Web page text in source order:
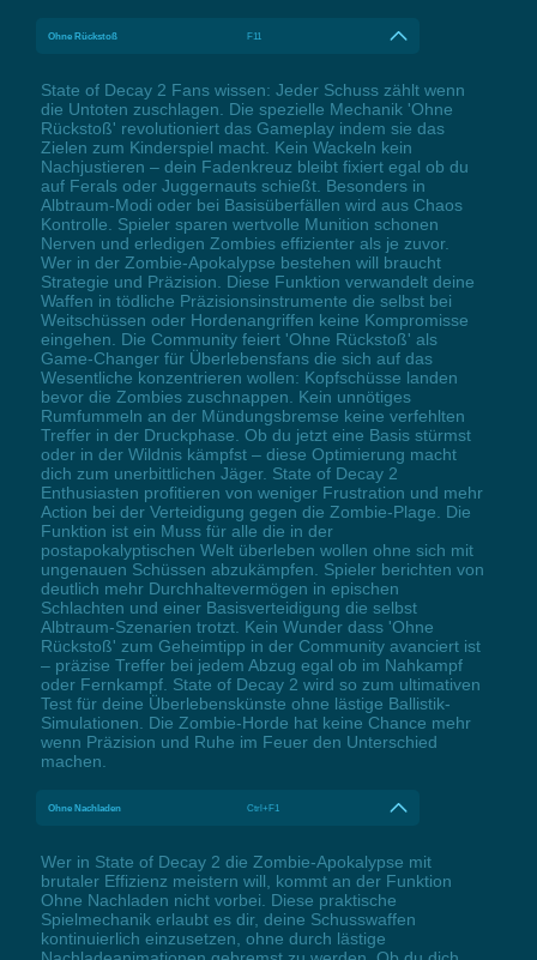
Ohne Rückstoß F11
State of Decay 2 Fans wissen: Jeder Schuss zählt wenn
die Untoten zuschlagen. Die spezielle Mechanik 'Ohne
Rückstoß' revolutioniert das Gameplay indem sie das
Zielen zum Kinderspiel macht. Kein Wackeln kein
Nachjustieren – dein Fadenkreuz bleibt fixiert egal ob du
auf Ferals oder Juggernauts schießt. Besonders in
Albtraum-Modi oder bei Basisüberfällen wird aus Chaos
Kontrolle. Spieler sparen wertvolle Munition schonen
Nerven und erledigen Zombies effizienter als je zuvor.
Wer in der Zombie-Apokalypse bestehen will braucht
Strategie und Präzision. Diese Funktion verwandelt deine
Waffen in tödliche Präzisionsinstrumente die selbst bei
Weitschüssen oder Hordenangriffen keine Kompromisse
eingehen. Die Community feiert 'Ohne Rückstoß' als
Game-Changer für Überlebensfans die sich auf das
Wesentliche konzentrieren wollen: Kopfschüsse landen
bevor die Zombies zuschnappen. Kein unnötiges
Rumfummeln an der Mündungsbremse keine verfehlten
Treffer in der Druckphase. Ob du jetzt eine Basis stürmst
oder in der Wildnis kämpfst – diese Optimierung macht
dich zum unerbittlichen Jäger. State of Decay 2
Enthusiasten profitieren von weniger Frustration und mehr
Action bei der Verteidigung gegen die Zombie-Plage. Die
Funktion ist ein Muss für alle die in der
postapokalyptischen Welt überleben wollen ohne sich mit
ungenauen Schüssen abzukämpfen. Spieler berichten von
deutlich mehr Durchhaltevermögen in epischen
Schlachten und einer Basisverteidigung die selbst
Albtraum-Szenarien trotzt. Kein Wunder dass 'Ohne
Rückstoß' zum Geheimtipp in der Community avanciert ist
– präzise Treffer bei jedem Abzug egal ob im Nahkampf
oder Fernkampf. State of Decay 2 wird so zum ultimativen
Test für deine Überlebenskünste ohne lästige Ballistik-
Simulationen. Die Zombie-Horde hat keine Chance mehr
wenn Präzision und Ruhe im Feuer den Unterschied
machen.
Ohne Nachladen Ctrl+F1
Wer in State of Decay 2 die Zombie-Apokalypse mit
brutaler Effizienz meistern will, kommt an der Funktion
Ohne Nachladen nicht vorbei. Diese praktische
Spielmechanik erlaubt es dir, deine Schusswaffen
kontinuierlich einzusetzen, ohne durch lästige